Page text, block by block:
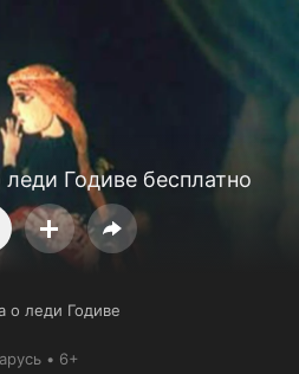
Годиве бесплатно
о леди Годиве
6+
соглашение
Для партнёров
Ввести промокод
каналы